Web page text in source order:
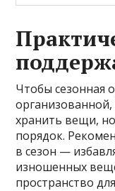
Чтобы сезонная
хранить вещи,
порядок.
в сезон —
изношенных
пространство